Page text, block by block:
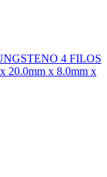
4 FILOS
20.0mm x 8.0mm x